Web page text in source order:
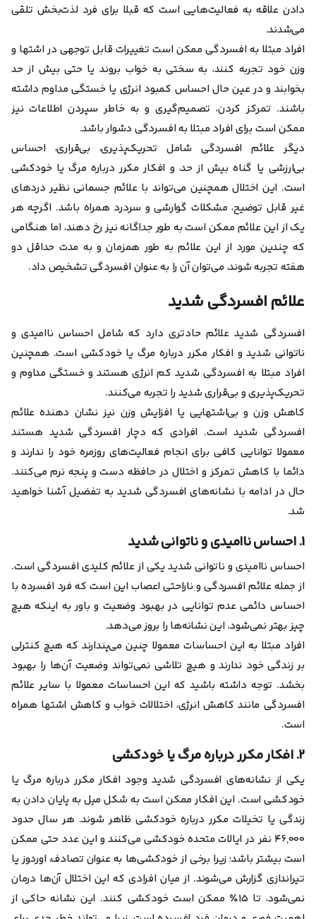
دادن علاقه به فعالیت‌هایی است که قبلا برای فرد لذت‌بخش تلقی
می‌شدند.
افراد مبتلا به افسردگی ممکن است تغییرات قابل توجهی در اشتها و
وزن خود تجربه کنند، به سختی به خواب بروند یا حتی بیش از حد
بخوابند و در عین حال احساس کمبود انرژی یا خستگی مداوم داشته
باشند. تمرکز کردن، تصمیم‌گیری و به خاطر سپردن اطلاعات نیز
ممکن است برای افراد مبتلا به افسردگی دشوار باشد.
دیگر علائم افسردگی شامل تحریک‌پذیری، بی‌قراری، احساس
بی‌ارزشی یا گناه بیش از حد، و افکار مکرر درباره مرگ یا خودکشی
است. این اختلال همچنین می‌تواند با علائم جسمانی نظیر دردهای
غیر قابل توضیح، مشکلات گوارشی و سردرد همراه باشد. اگرچه هر
یک از این علائم ممکن است به طور جداگانه نیز رخ دهند، اما هنگامی
که چندین مورد از این علائم به طور همزمان و به مدت حداقل دو
هفته تجربه شوند، می‌توان آن را به عنوان افسردگی تشخیص داد.
علائم افسردگی شدید
افسردگی شدید علائم حادتری دارد که شامل احساس ناامیدی و
ناتوانی شدید و افکار مکرر درباره مرگ یا خودکشی است. همچنین
افراد مبتلا به افسردگی شدید کم انرژی هستند و خستگی مداوم و
تحریک‌پذیری و بی‌قراری شدید را تجربه می‌کنند.
کاهش وزن و بی‌اشتهایی یا افزایش وزن نیز نشان دهنده علائم
افسردگی شدید است. افرادی که دچار افسردگی شدید هستند
معمولا توانایی کافی برای انجام فعالیت‌های روزمره خود را ندارند و
دائما با کاهش تمرکز و اختلال در حافظه دست و پنجه نرم می‌کنند.
حال در ادامه با نشانه‌های افسردگی شدید به تفضیل آشنا خواهید
شد.
۱. احساس ناامیدی و ناتوانی شدید
احساس ناامیدی و ناتوانی شدید یکی از علائم کلیدی افسردگی است.
از جمله علائم افسردگی و ناراحتی اعصاب این است که فرد افسرده با
احساس دائمی عدم توانایی در بهبود وضعیت و باور به اینکه هیچ
چیز بهتر نمی‌شود، این نشانه‌ها را بروز می‌دهد.
افراد مبتلا به این احساسات معمولا چنین می‌پندارند که هیچ کنترلی
بر زندگی خود ندارند و هیچ تلاشی نمی‌تواند وضعیت آن‌ها را بهبود
بخشد. توجه داشته باشید که این احساسات معمولا با سایر علائم
افسردگی مانند کاهش انرژی، اختلالات خواب و کاهش اشتها همراه
است.
۲. افکار مکرر درباره مرگ یا خودکشی
یکی ازنشانه‌های افسردگی شدیدوجود افکار مکرر درباره مرگ یا
خودکشی است. این افکار ممکن است به شکل میل به پایان دادن به
زندگی یا تخیلات مکرر درباره خودکشی ظاهر شوند. هر سال حدود
۴۶,۰۰۰ نفر در ایالات متحده خودکشی می‌کنند و این عدد حتی ممکن
است بیشتر باشد؛ زیرا برخی از خودکشی‌ها به عنوان تصادف، اوردوز یا
تیراندازی گزارش می‌شوند. از میان افرادی که این اختلال آن‌ها درمان
نمی‌شود، تا ۱۵٪ ممکن است خودکشی کنند. این نشانه حاکی از